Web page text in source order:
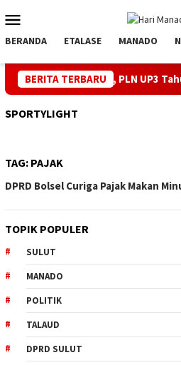
ke
kontenMobile
BERANDA ETALASE MANADO
BERITA TERBARU
HUT ke-81 RI, PLN UP3
SPORTYLIGHT
TAG: PAJAK
DPRD Bolsel Curiga Pajak Makan
TOPIK POPULER
SULUT
MANADO
POLITIK
TALAUD
DPRD SULUT